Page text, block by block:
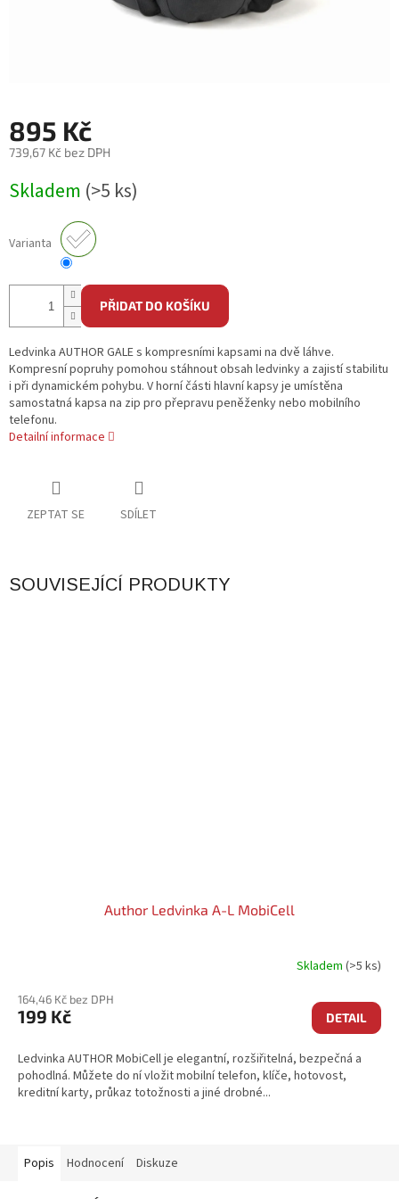
895 Kč
739,67 Kč bez DPH
cena:
Skladem (>5 ks)
Varianta
PŘIDAT DO KOŠÍKU
Ledvinka AUTHOR GALE s kompresními kapsami na dvě láhve.
Kompresní popruhy pomohou stáhnout obsah ledvinky a zajistí stabilitu
i při dynamickém pohybu. V horní části hlavní kapsy je umístěna
samostatná kapsa na zip pro přepravu peněženky nebo mobilního
telefonu.
Detailní informace
ZEPTAT SE SDÍLET
SOUVISEJÍCÍ PRODUKTY
Author Ledvinka A-L MobiCell
Skladem (>5 ks)
164,46 Kč bez DPH
199 Kč DETAIL
Ledvinka AUTHOR MobiCell je elegantní, rozšiřitelná, bezpečná a
pohodlná. Můžete do ní vložit mobilní telefon, klíče, hotovost,
kreditní karty, průkaz totožnosti a jiné drobné...
Popis Hodnocení Diskuze